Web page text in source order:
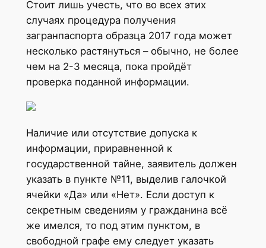
Стоит лишь учесть, что во всех этих
случаях процедура получения
загранпаспорта образца 2017 года может
несколько растянуться – обычно, не более
чем на 2-3 месяца, пока пройдёт
проверка поданной информации.
Наличие или отсутствие допуска к
информации, приравненной к
государственной тайне, заявитель должен
указать в пункте №11, выделив галочкой
ячейки «Да» или «Нет». Если доступ к
секретным сведениям у гражданина всё
же имелся, то под этим пунктом, в
свободной графе ему следует указать